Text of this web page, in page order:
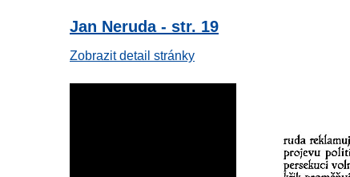
Jan Neruda - str. 19
Zobrazit detail stránky